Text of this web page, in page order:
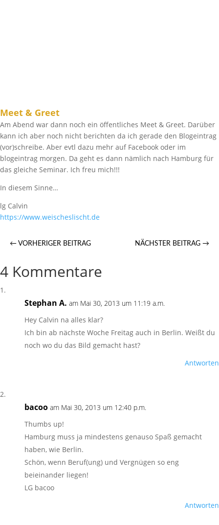
Meet & Greet
Am Abend war dann noch ein öffentliches Meet & Greet. Darüber
kann ich aber noch nicht berichten da ich gerade den Blogeintrag
(vor)schreibe. Aber evtl dazu mehr auf Facebook oder im
blogeintrag morgen. Da geht es dann nämlich nach Hamburg für
das gleiche Seminar. Ich freu mich!!!
In diesem Sinne…
lg Calvin
https://​www.weischeslischt.de
← VORHERIGER BEITRAG NÄCHSTER BEITRAG →
4 Kommentare
Stephan A. am Mai 30, 2013 um 11:19 a.m.
Hey Calvin na alles klar?
Ich bin ab nächste Woche Freitag auch in Berlin. Weißt du
noch wo du das Bild gemacht hast?
Antworten
bacoo am Mai 30, 2013 um 12:40 p.m.
Thumbs up!
Hamburg muss ja mindestens genauso Spaß gemacht
haben, wie Berlin.
Schön, wenn Beruf(ung) und Vergnügen so eng
beieinander liegen!
LG bacoo
Antworten